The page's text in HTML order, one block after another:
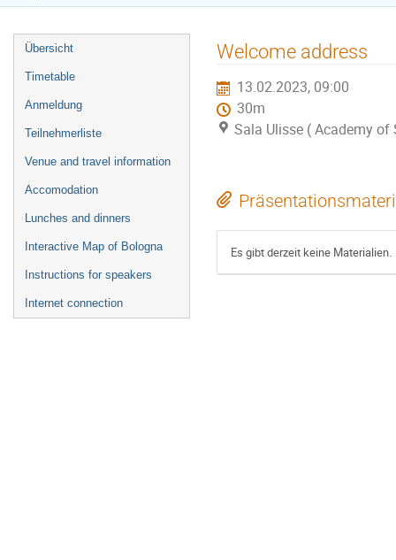
Veranstaltungsmenü
Übersicht
Timetable
Anmeldung
Teilnehmerliste
Venue and travel information
Accomodation
Lunches and dinners
Interactive Map of Bologna
Instructions for speakers
Internet connection
Welcome address
13.02.2023, 09:00
30m
Sala Ulisse ( Academy
Es gibt derzeit keine Materialien.